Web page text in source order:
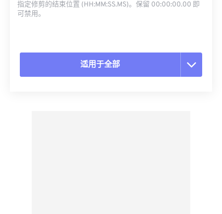
指定修剪的结束位置 (HH:MM:SS.MS)。保留 00:00:00.00 即
可禁用。
适用于全部